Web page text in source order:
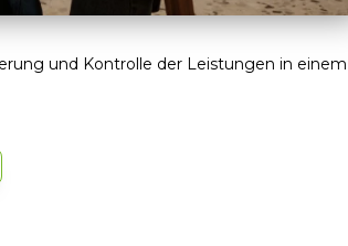
und Kontrolle der Leistungen in einem